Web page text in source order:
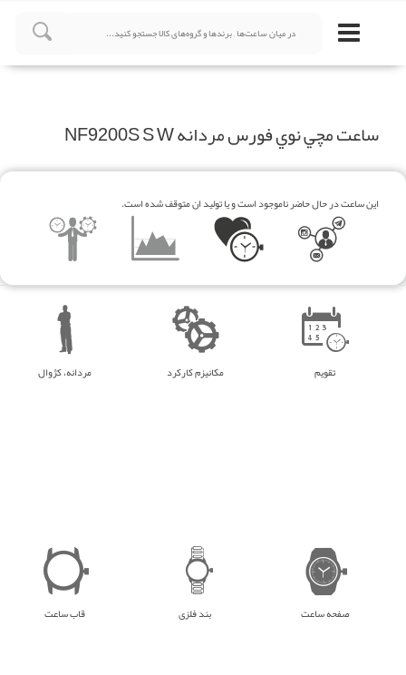
ساعت مچي نوي فورس مردانه NF9200S S W
این ساعت در حال حاضر ناموجود است و یا تولید ان متوقف شده است.
مردانه، کژوال مکانیزم کارکرد تقویم
قاب ساعت بند فلزی صفحه ساعت